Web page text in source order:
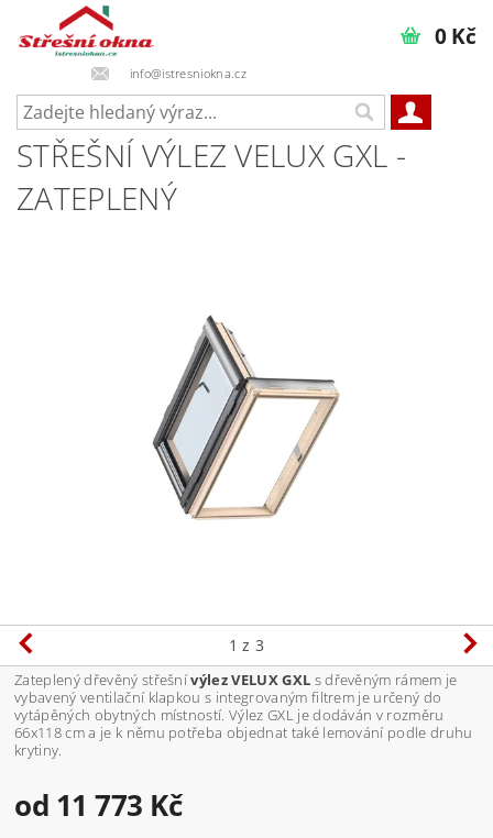
info@istresniokna.cz
0 Kč
STŘEŠNÍ VÝLEZ VELUX GXL -
ZATEPLENÝ
1 z 3
Zateplený dřevěný střešnívýlez VELUX GXL s dřevěným rámem je
vybavený ventilační klapkou s integrovaným filtrem je určený do
vytápěných obytných místností. Výlez GXL je dodáván v rozměru
66x118 cm a je k němu potřeba objednat také lemování podle druhu
krytiny.
od 11 773 Kč